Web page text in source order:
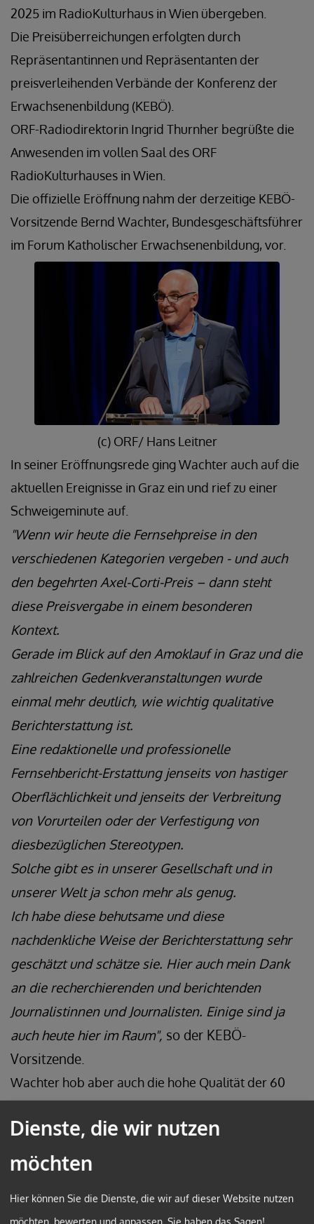
2025 im RadioKulturhaus in Wien übergeben.
Die Preisüberreichungen erfolgten durch
Repräsentantinnen und Repräsentanten der
preisverleihenden Verbände der Konferenz der
Erwachsenenbildung (KEBÖ).
ORF-Radiodirektorin Ingrid Thurnher begrüßte die
Anwesenden im vollen Saal des ORF
RadioKulturhauses in Wien.
Die offizielle Eröffnung nahm der derzeitige KEBÖ-
Vorsitzende Bernd Wachter, Bundesgeschäftsführer
im Forum Katholischer Erwachsenenbildung, vor.
(c) ORF/ Hans Leitner
In seiner Eröffnungsrede ging Wachter auch auf die
aktuellen Ereignisse in Graz ein und rief zu einer
Schweigeminute auf.
"Wenn wir heute die Fernsehpreise in den
verschiedenen Kategorien vergeben - und auch
den begehrten Axel-Corti-Preis – dann steht
diese Preisvergabe in einem besonderen
Kontext.
Gerade im Blick auf den Amoklauf in Graz und die
zahlreichen Gedenkveranstaltungen wurde
einmal mehr deutlich, wie wichtig qualitative
Berichterstattung ist.
Eine redaktionelle und professionelle
Fernsehbericht-Erstattung jenseits von hastiger
Oberflächlichkeit und jenseits der Verbreitung
von Vorurteilen oder der Verfestigung von
diesbezüglichen Stereotypen.
Solche gibt es in unserer Gesellschaft und in
unserer Welt ja schon mehr als genug.
Ich habe diese behutsame und diese
nachdenkliche Weise der Berichterstattung sehr
geschätzt und schätze sie. Hier auch mein Dank
an die recherchierenden und berichtenden
Journalistinnen und Journalisten. Einige sind ja
auch heute hier im Raum", so der KEBÖ-
Vorsitzende.
Wachter hob aber auch die hohe Qualität der 60
Jahre Fernsehen hervor und wies auf die langjährige
Geschichte des Fernsehpreises hin:
"In den vergangenen Wochen gab es etliche und
wirklich ausgezeichnete Formate im Rahmen von
60 Jahre Fernsehen in Österreich. Unser Preis
Dienste, die wir nutzen
möchten
Hier können Sie die Dienste, die wir auf dieser Website nutzen